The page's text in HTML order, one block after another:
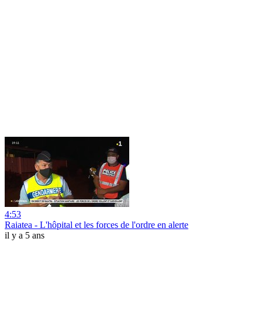
4:53
Raiatea - L'hôpital et les forces de l'ordre en alerte
il y a 5 ans